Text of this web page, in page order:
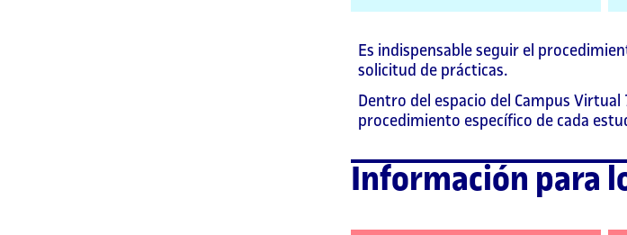
Es indispensable seguir el
solicitud de prácticas.
Dentro del espacio del Campus Virtual
procedimiento específico de cada
Información para